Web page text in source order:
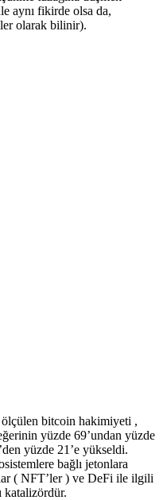
aynı fikirde olsa da,
olarak bilinir).
bitcoin hakimiyeti ,
yüzde 69’undan yüzde
yüzde 21’e yükseldi.
bağlı jetonlara
( NFT’ler ) ve DeFi ile ilgili
katalizördür.